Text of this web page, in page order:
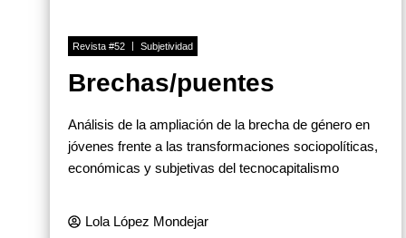
Revista #52 Subjetividad
Brechas/puentes
Análisis de la ampliación de la brecha de género en
jóvenes frente a las transformaciones sociopolíticas,
económicas y subjetivas del tecnocapitalismo
Lola López Mondejar